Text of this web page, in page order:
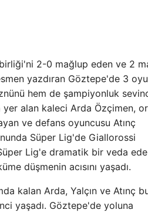
2-0 mağlup eden ve 2
yazdıran Göztepe'de 3
hem de şampiyonluk
yer alan kaleci Arda Özçimen,
ve defans oyuncusu Atınç
Süper Lig'de Giallorossi
Lig'e dramatik bir veda
düşmenin acısını yaşadı.
kalan Arda, Yalçın ve Atınç
yaşadı. Göztepe'de yoluna